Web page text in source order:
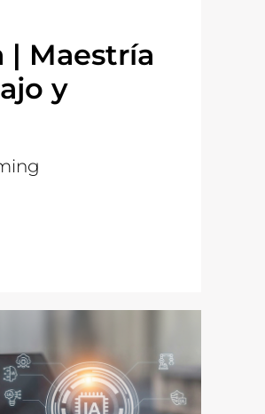
Maestría
y